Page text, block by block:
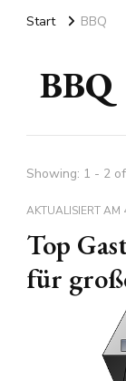
Start BBQ
BBQ
Showing: 1 - 2
AKTUALISIERT AM
Top
für